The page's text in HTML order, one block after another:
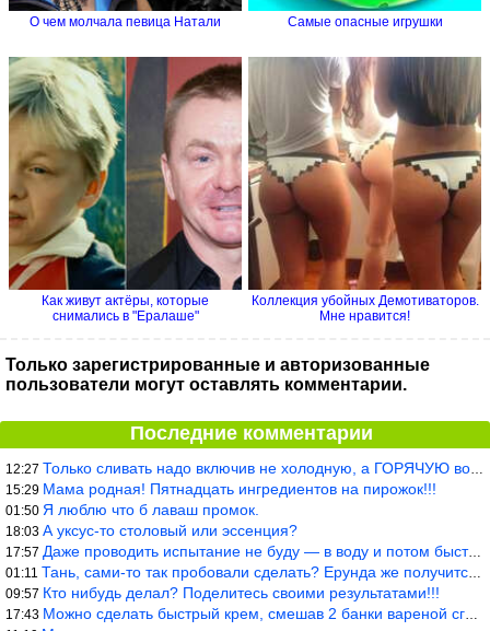
О чем молчала певица Натали Самые опасные игрушки
Как живут актёры, которые
снимались в "Ералаше"
Коллекция убойных Демотиваторов.
Мне нравится!
Только зарегистрированные и авторизованные
пользователи могут оставлять комментарии.
Последние комментарии
12:27 Только сливать надо включив не холодную, а ГОРЯЧУЮ воду. Трубы в
15:29 Мама родная! Пятнадцать ингредиентов на пирожок!!!
01:50 Я люблю что б лаваш промок.
18:03 А уксус-то столовый или эссенция?
17:57 Даже проводить испытание не буду — в воду и потом быстро в раска
01:11 Тань, сами-то так пробовали сделать? Ерунда же получится. Нет, с
09:57 Кто нибудь делал? Поделитесь своими результатами!!!
17:43 Можно сделать быстрый крем, смешав 2 банки вареной сгущенки со с